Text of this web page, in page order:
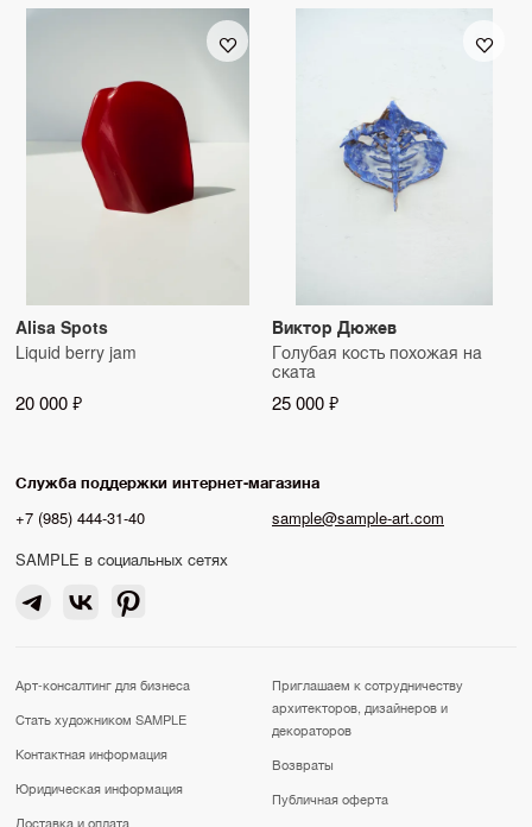
Alisa Spots
Liquid berry jam
20 000 ₽
Виктор Дюжев
Голубая кость похожая на
ската
25 000 ₽
Служба поддержки интернет-магазина
+7 (985) 444-31-40
sample@sample-art.com
SAMPLE в социальных сетях
Арт-консалтинг для бизнеса
Стать художником SAMPLE
Контактная информация
Юридическая информация
Доставка и оплата
Приглашаем к сотрудничеству
архитекторов, дизайнеров и
декораторов
Возвраты
Публичная оферта